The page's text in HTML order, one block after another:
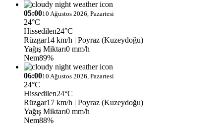
05:0010 Ağustos 2026, Pazartesi
24°C
Hissedilen24°C
Rüzgar14 km/h | Poyraz (Kuzeydoğu)
Yağış Miktarı0 mm/h
Nem89%
06:0010 Ağustos 2026, Pazartesi
24°C
Hissedilen24°C
Rüzgar17 km/h | Poyraz (Kuzeydoğu)
Yağış Miktarı0 mm/h
Nem88%